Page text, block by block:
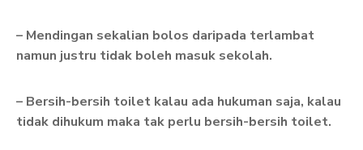
– Mendingan sekalian bolos daripada terlambat
namun justru tidak boleh masuk sekolah.
– Bersih-bersih toilet kalau ada hukuman saja, kalau
tidak dihukum maka tak perlu bersih-bersih toilet.